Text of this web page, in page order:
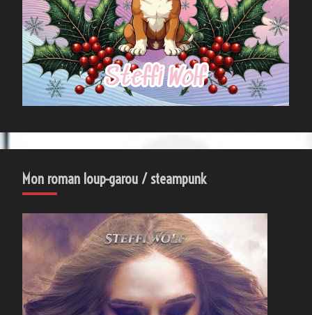
Mon roman loup-garou / steampunk